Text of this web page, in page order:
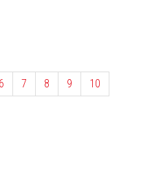
6 7 8 9
10